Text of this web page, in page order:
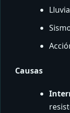
Causas